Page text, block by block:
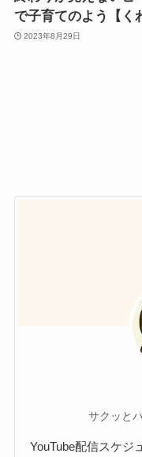
で子育てのよう【く
2023年8月29日
サクッと
YouTube配信スケジ